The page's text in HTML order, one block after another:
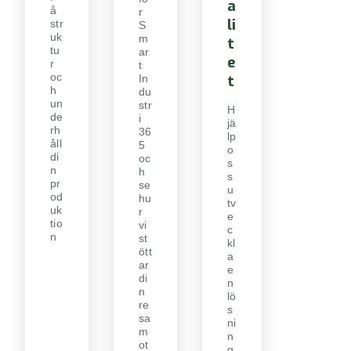
å
str
uk
tu
r
oc
h
un
de
rh
åll
di
n
pr
od
uk
tio
n
r
S
m
ar
t
In
du
str
i
36
5
oc
h
se
hu
r
vi
st
ött
ar
di
n
re
sa
m
ot
a
li
t
e
t
H
jä
lp
o
s
s
u
tv
e
c
kl
a
e
n
lö
s
ni
n